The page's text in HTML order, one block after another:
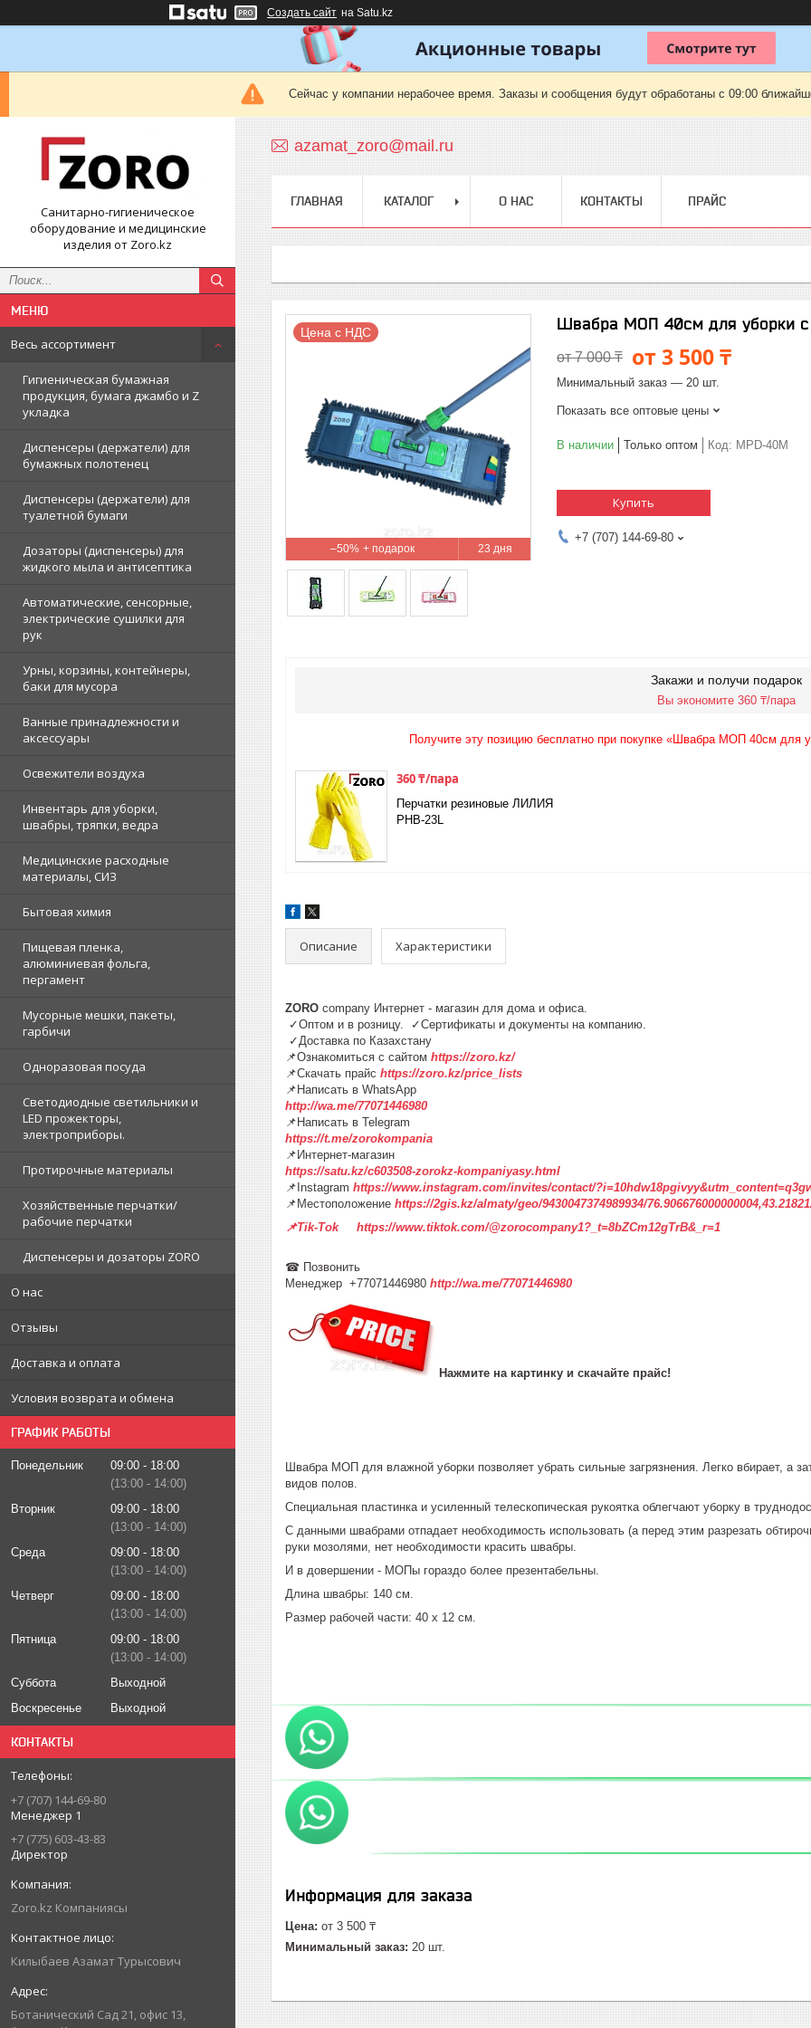
Создать сайт на Satu.kz
Сейчас у компании нерабочее время. Заказы и сообщения будут обработаны с 09:00
Санитарно-гигиеническое
оборудование и медицинские
изделия от Zoro.kz
Весь ассортимент
Гигиеническая бумажная
продукция, бумага джамбо и Z
укладка
Диспенсеры (держатели) для
бумажных полотенец
Диспенсеры (держатели) для
туалетной бумаги
Дозаторы (диспенсеры) для
жидкого мыла и антисептика
Автоматические, сенсорные,
электрические сушилки для
рук
Урны, корзины, контейнеры,
баки для мусора
Ванные принадлежности и
аксессуары
Освежители воздуха
Инвентарь для уборки,
швабры, тряпки, ведра
Медицинские расходные
материалы, СИЗ
Бытовая химия
Пищевая пленка,
алюминиевая фольга,
пергамент
Мусорные мешки, пакеты,
гарбичи
Одноразовая посуда
Светодиодные светильники и
LED прожекторы,
электроприборы.
Протирочные материалы
Хозяйственные перчатки/
рабочие перчатки
Диспенсеры и дозаторы ZORO
О нас
Отзывы
Доставка и оплата
Условия возврата и обмена
ГРАФИК РАБОТЫ
Понедельник 09:00
18:00
13:00
14:00
Вторник
09:00
18:00
13:00
14:00
Среда
09:00
18:00
13:00
14:00
Четверг
09:00
18:00
13:00
14:00
Пятница
09:00
18:00
13:00
14:00
Суббота
Выходной
Воскресенье
Выходной
КОНТАКТЫ
+7 (707) 144-69-80
Менеджер 1
+7 (775) 603-43-83
Директор
Zoro.kz Компаниясы
Килыбаев Азамат Турысович
Ботанический Сад 21, офис 13,
azamat_zoro@mail.ru
ГЛАВНАЯ КАТАЛОГ О НАС КОНТАКТЫ ПРАЙС
–50% 23 дня
Цена с НДС Швабра МОП 40см для уборки с
от 7 000 ₸ от 3 500 ₸
Минимальный заказ — 20 шт.
Показать все оптовые цены
В наличии Только оптом Код: MPD-40M
Купить
+7 (707) 144-69-80
Закажи и получи подарок
Вы экономите 360 ₸/пара
Получите эту позицию бесплатно при покупке «Швабра МОП 40см для
360 ₸/пара
Перчатки резиновые ЛИЛИЯ
PHB-23L
Описание Характеристики
ZORO company Интернет - магазин для дома и офиса.
✓Оптом и в розницу. ✓Сертификаты и документы на компанию.
✓Доставка по Казахстану
📌Ознакомиться с сайтом https://zoro.kz/
📌Скачать прайс https://zoro.kz/price_lists
📌Написать в WhatsApp
http://wa.me/77071446980
📌Написать в Telegram
https://t.me/zorokompania
📌Интернет-магазин
https://satu.kz/c603508-zorokz-kompaniyasy.html
📌Instagram https://www.instagram.com/invites/contact/
📌Местоположение https://2gis.kz/almaty/geo/9430047374989934/
📌Tik-Tok https://www.tiktok.com/@zorocompany1?_t=8bZCm12gTrB&_r=1
☎ Позвонить
Менеджер +77071446980 http://wa.me/77071446980
Нажмите на картинку и скачайте прайс!
Швабра МОП для влажной уборки позволяет убрать сильные загрязнения. Легко вбирает, а
видов полов.
Специальная пластинка и усиленный телескопическая рукоятка облегчают уборку в
С данными швабрами отпадает необходимость использовать (а перед этим разрезать
руки мозолями, нет необходимости красить швабры.
И в довершении - МОПы гораздо более презентабельны.
Длина швабры: 140 см.
Размер рабочей части: 40 х 12 см.
Информация для заказа
Цена: от 3 500 ₸
Минимальный заказ: 20 шт.